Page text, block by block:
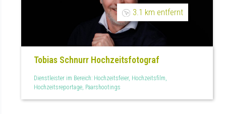
3.1 km entfernt
Tobias Schnurr Hochzeitsfotograf
Dienstleister im Bereich: Hochzeitsfeier, Hochzeitsfilm,
Hochzeitsreportage, Paarshootings